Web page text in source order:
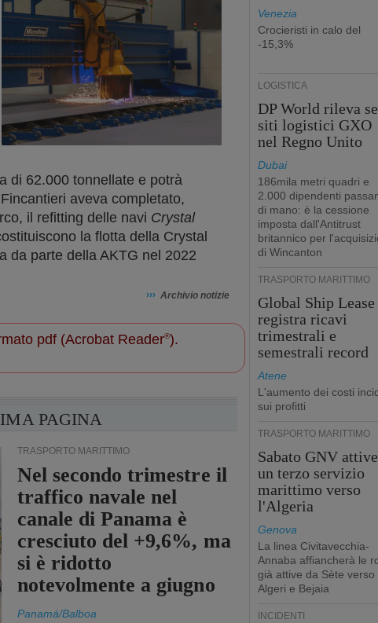
di 62.000 tonnellate e potrà
aveva completato,
il refitting delle navi Crystal
la flotta della Crystal
da parte della AKTG nel 2022
››› Archivio notizie
pdf (Acrobat Reader®).
PAGINA
TRASPORTO MARITTIMO
Nel secondo trimestre il
traffico navale nel
canale di Panama è
cresciuto del +9,6%, ma
si è ridotto
notevolmente a giugno
Panamá/Balboa
Venezia
Crocieristi in calo del
-15,3%
LOGISTICA
DP World rileva
siti logistici GXO
nel Regno Unito
Dubai
186mila metri quadri e
2.000 dipendenti
di mano: è la cessione
imposta dall'Antitrust
britannico per
di Wincanton
TRASPORTO MARITTIMO
Global Ship Lease
registra ricavi
trimestrali e
semestrali record
Atene
L'aumento dei costi
sui profitti
TRASPORTO MARITTIMO
Sabato GNV
un terzo servizio
marittimo verso
l'Algeria
Genova
La linea Civitavecchia-
Annaba affiancherà le
già attive da Sète verso
Algeri e Bejaia
INCIDENTI